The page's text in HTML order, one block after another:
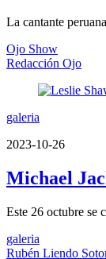
La cantante
Ojo Show
Redacción Ojo
galeria
2023-10-26
Michael
Este 26 octubre se
galeria
Rubén Liendo